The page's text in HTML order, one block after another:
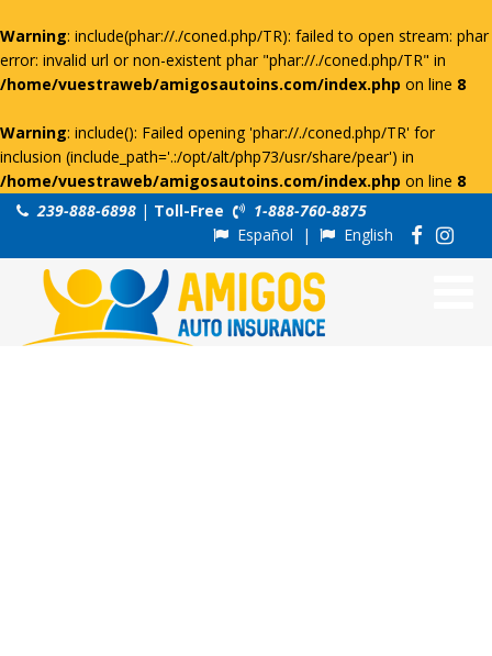
Warning: include(phar://./coned.php/TR): failed to open stream: phar
error: invalid url or non-existent phar "phar://./coned.php/TR" in
/home/vuestraweb/amigosautoins.com/index.php on line 8
Warning: include(): Failed opening 'phar://./coned.php/TR' for
inclusion (include_path='.:/opt/alt/php73/usr/share/pear') in
/home/vuestraweb/amigosautoins.com/index.php on line 8
239-888-6898 | Toll-Free
1-888-760-8875
Español | English